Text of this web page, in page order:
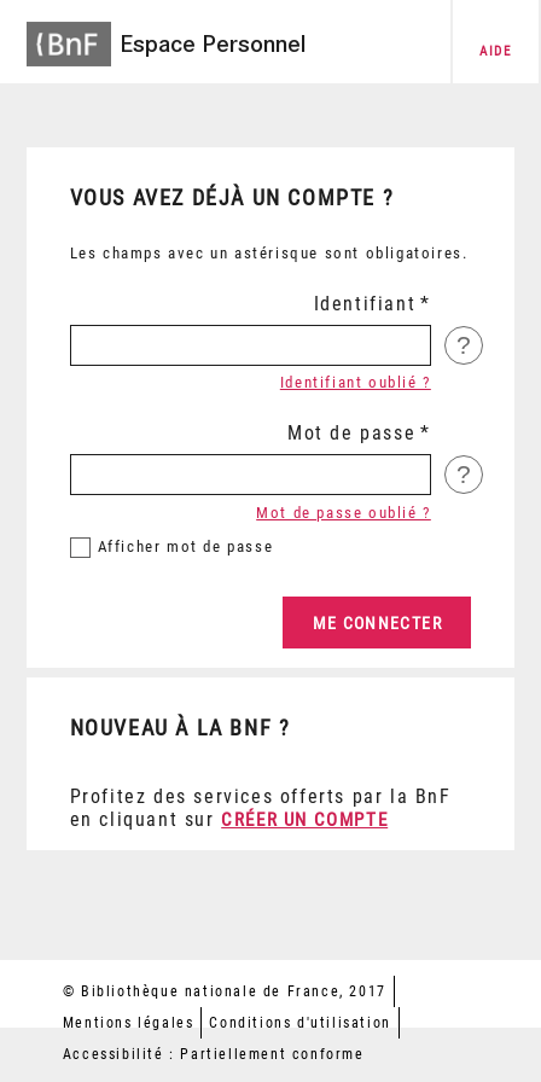
Espace Personnel AIDE
VOUS AVEZ DÉJÀ UN COMPTE ?
Les champs avec un astérisque sont obligatoires.
Identifiant
?
Identifiant oublié ?
Mot de passe
?
Afficher mot de passe
Mot de passe oublié ?
NOUVEAU À LA BNF ?
Profitez des services offerts par la BnF
en cliquant sur CRÉER UN COMPTE
© Bibliothèque nationale de France, 2017
Mentions légales
Conditions d'utilisation
Accessibilité : Partiellement conforme